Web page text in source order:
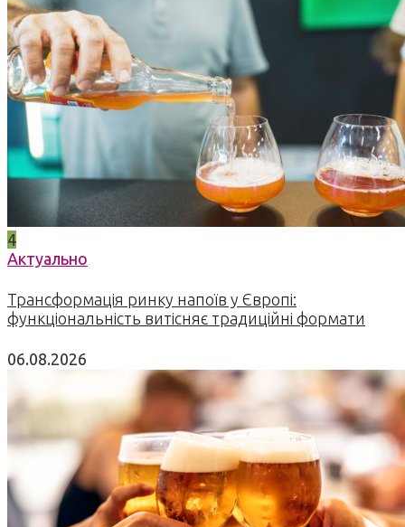
4
Актуально
Трансформація ринку напоїв у Європі:
функціональність витісняє традиційні формати
06.08.2026